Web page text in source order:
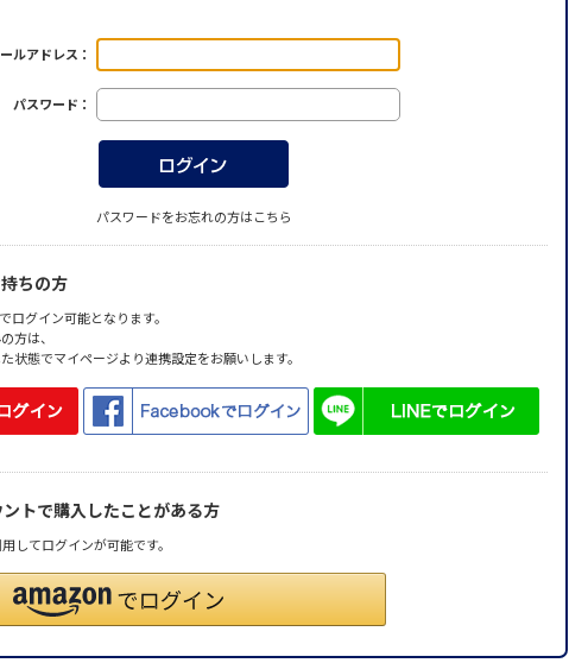
ルアドレス：
パスワード：
パスワードをお忘れの方はこちら
ちの方
ログイン可能となります。
方は、
状態でマイページより連携設定をお願いします。
トで購入したことがある方
してログインが可能です。